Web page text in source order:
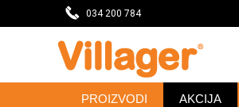
034 200 784
PROIZVODI AKCIJA